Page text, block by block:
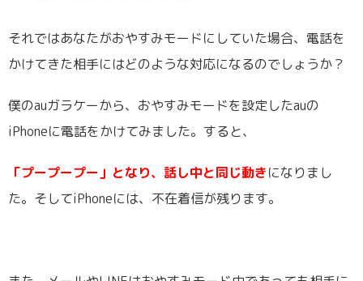
それではあなたがおやすみモードにしていた場合、電話を
かけてきた相手にはどのような対応になるのでしょうか？
僕のauガラケーから、おやすみモードを設定したauの
iPhoneに電話をかけてみました。すると、
「プープープー」となり、話し中と同じ動きになりまし
た。そしてiPhoneには、不在着信が残ります。